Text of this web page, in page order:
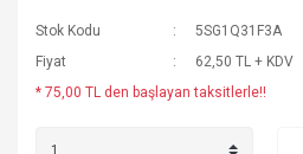
Stok Kodu
5SG1Q31F3A
Fiyat
62,50 TL + KDV
* 75,00 TL den başlayan taksitlerle!!